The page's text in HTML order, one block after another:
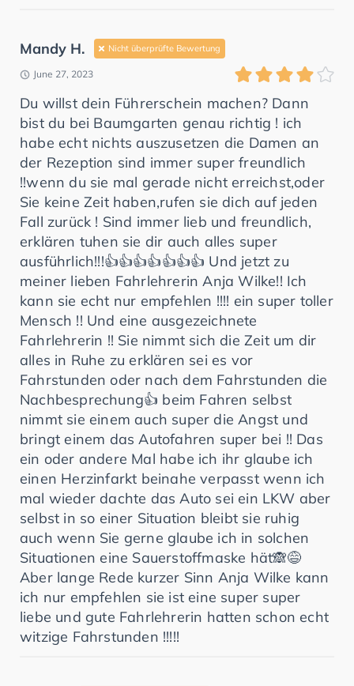
Mandy H. Nicht überprüfte Bewertung
June 27, 2023
Du willst dein Führerschein machen? Dann
bist du bei Baumgarten genau richtig ! ich
habe echt nichts auszusetzen die Damen an
der Rezeption sind immer super freundlich
!!wenn du sie mal gerade nicht erreichst,oder
Sie keine Zeit haben,rufen sie dich auf jeden
Fall zurück ! Sind immer lieb und freundlich,
erklären tuhen sie dir auch alles super
ausführlich!!!👍👍👍👍👍👍👍 Und jetzt zu
meiner lieben Fahrlehrerin Anja Wilke!! Ich
kann sie echt nur empfehlen !!!! ein super toller
Mensch !! Und eine ausgezeichnete
Fahrlehrerin !! Sie nimmt sich die Zeit um dir
alles in Ruhe zu erklären sei es vor
Fahrstunden oder nach dem Fahrstunden die
Nachbesprechung👍 beim Fahren selbst
nimmt sie einem auch super die Angst und
bringt einem das Autofahren super bei !! Das
ein oder andere Mal habe ich ihr glaube ich
einen Herzinfarkt beinahe verpasst wenn ich
mal wieder dachte das Auto sei ein LKW aber
selbst in so einer Situation bleibt sie ruhig
auch wenn Sie gerne glaube ich in solchen
Situationen eine Sauerstoffmaske hät🙈😅
Aber lange Rede kurzer Sinn Anja Wilke kann
ich nur empfehlen sie ist eine super super
liebe und gute Fahrlehrerin hatten schon echt
witzige Fahrstunden !!!!!